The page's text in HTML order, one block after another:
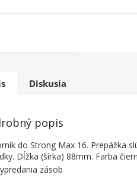
Diskusia
popis
do Strong Max 16. Prepážka
Dĺžka (šírka) 88mm. Farba
zásob